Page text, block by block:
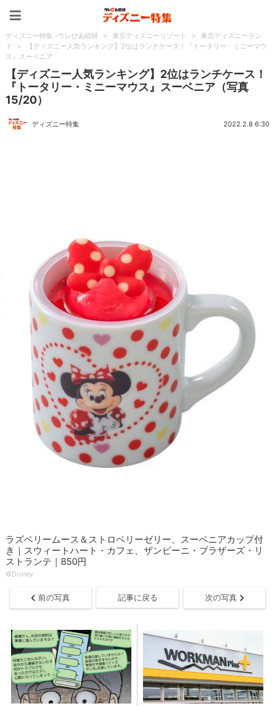
ディズニー特集 -ウレぴあ総研 > 東京ディズニーリゾート >
東京ディズニーラン
ド
>
【ディズニー人気ランキング】2位はランチケース！『トータリー・ミニーマウ
ス』スーベニア
【ディズニー人気ランキング】2位はランチケース！
『トータリー・ミニーマウス』スーベニア（写真
15/20）
ディズニー特集 2022.2.8 6:30
ラズベリームース＆ストロベリーゼリー、スーベニアカップ付
き｜スウィートハート・カフェ、ザンビーニ・ブラザーズ・リ
ストランテ｜850円
©Disney
前の写真 記事に戻る 次の写真